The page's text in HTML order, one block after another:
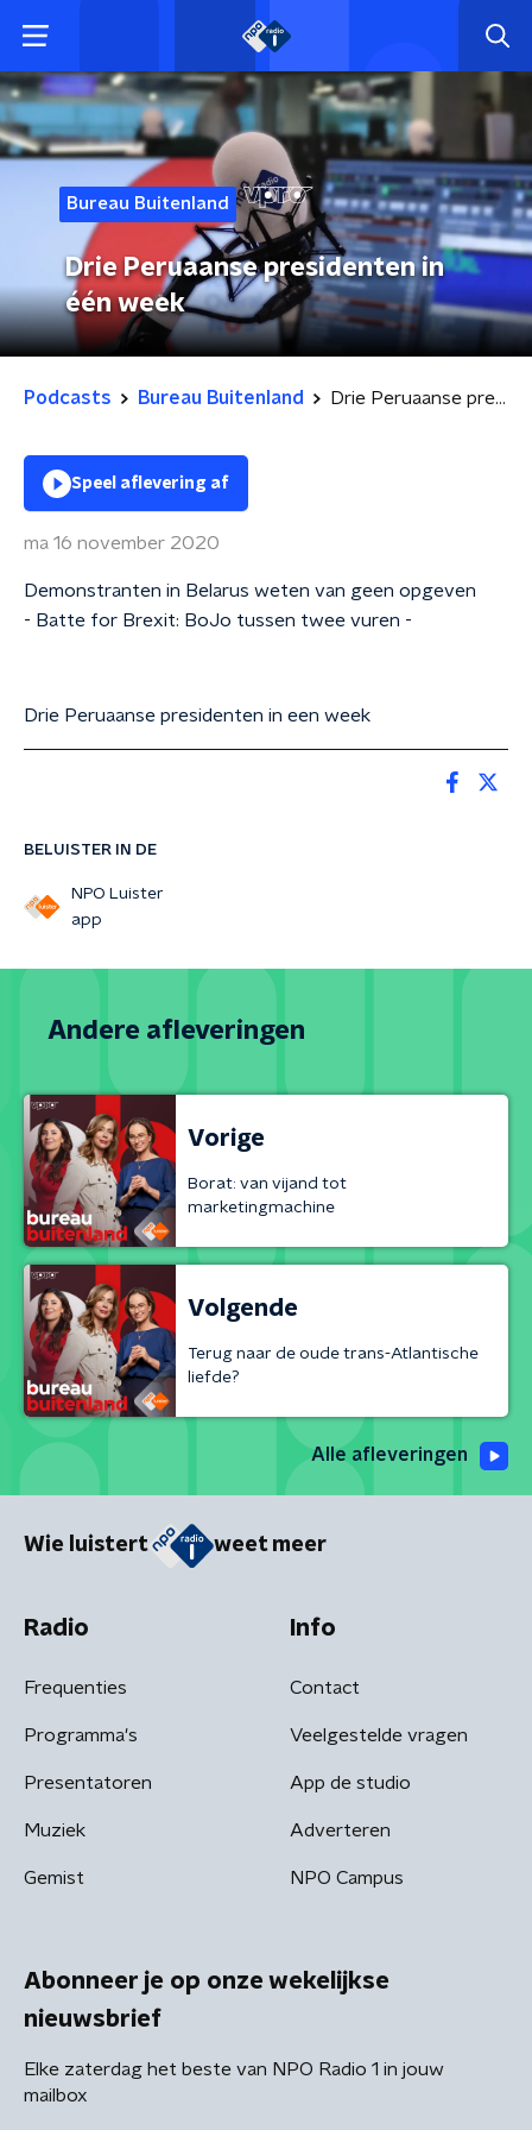
Bureau Buitenland
Drie Peruaanse presidenten in
één week
Podcasts Bureau Buitenland Drie Peruaanse presidenten in één week
BELUISTER IN DE
NPO Luister
app
Speel aflevering af
ma 16 november 2020
Demonstranten in Belarus weten van geen opgeven
- Batte for Brexit: BoJo tussen twee vuren -
Drie Peruaanse presidenten in een week
Andere afleveringen
Vorige
Borat: van vijand tot
marketingmachine
Volgende
Terug naar de oude trans-Atlantische
liefde?
Alle afleveringen
Wie luistert weet meer
Radio
Frequenties
Programma's
Presentatoren
Muziek
Gemist
Info
Contact
Veelgestelde vragen
App de studio
Adverteren
NPO Campus
Abonneer je op onze wekelijkse
nieuwsbrief
Elke zaterdag het beste van NPO Radio 1 in jouw
mailbox